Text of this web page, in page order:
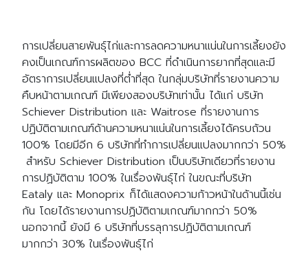
การเปลี่ยนสายพันธุ์ไก่และการลดความหนาแน่นในการเลี้ยงยัง
คงเป็นเกณฑ์การผลิตของ BCC ที่ดำเนินการยากที่สุดและมี
อัตราการเปลี่ยนแปลงที่ต่ำที่สุด ในกลุ่มบริษัทที่รายงานความ
คืบหน้าตามเกณฑ์ มีเพียงสองบริษัทเท่านั้น ได้แก่ บริษัท
Schiever Distribution และ Waitrose ที่รายงานการ
ปฏิบัติตามเกณฑ์ด้านความหนาแน่นในการเลี้ยงได้ครบถ้วน
100% โดยมีอีก 6 บริษัทที่ทำการเปลี่ยนแปลงมากกว่า 50%
สำหรับ Schiever Distribution เป็นบริษัทเดียวที่รายงาน
การปฏิบัติตาม 100% ในเรื่องพันธุ์ไก่ ในขณะที่บริษัท
Eataly และ Monoprix ก็ได้แสดงความก้าวหน้าในด้านนี้เช่น
กัน โดยได้รายงานการปฏิบัติตามเกณฑ์มากกว่า 50%
นอกจากนี้ ยังมี 6 บริษัทที่บรรลุการปฏิบัติตามเกณฑ์
มากกว่า 30% ในเรื่องพันธุ์ไก่